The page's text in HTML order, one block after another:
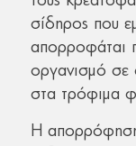
σίδηρος που
απορροφάται
οργανισμό σε
στα τρόφιμα
Η